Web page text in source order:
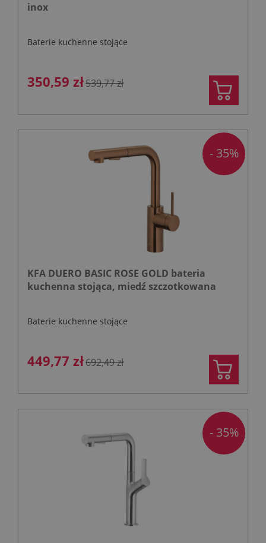
inox
Baterie kuchenne stojące
350,59 zł539,77 zł
KFA DUERO BASIC ROSE GOLD bateria
kuchenna stojąca, miedź szczotkowana
Baterie kuchenne stojące
449,77 zł692,49 zł
- 35%
- 35%